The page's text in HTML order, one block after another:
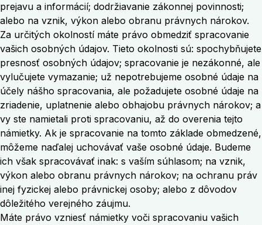
prejavu a informácií; dodržiavanie zákonnej povinnosti;
alebo na vznik, výkon alebo obranu právnych nárokov.
Za určitých okolností máte právo obmedziť spracovanie
vašich osobných údajov. Tieto okolnosti sú: spochybňujete
presnosť osobných údajov; spracovanie je nezákonné, ale
vylučujete vymazanie; už nepotrebujeme osobné údaje na
účely nášho spracovania, ale požadujete osobné údaje na
zriadenie, uplatnenie alebo obhajobu právnych nárokov; a
vy ste namietali proti spracovaniu, až do overenia tejto
námietky. Ak je spracovanie na tomto základe obmedzené,
môžeme naďalej uchovávať vaše osobné údaje. Budeme
ich však spracovávať inak: s vaším súhlasom; na vznik,
výkon alebo obranu právnych nárokov; na ochranu práv
inej fyzickej alebo právnickej osoby; alebo z dôvodov
dôležitého verejného záujmu.
Máte právo vzniesť námietky voči spracovaniu vašich